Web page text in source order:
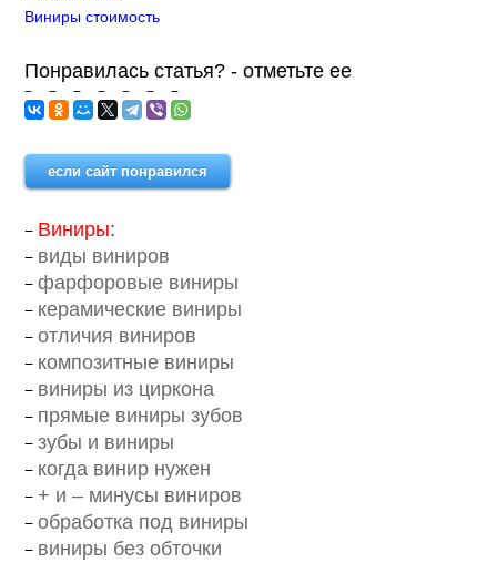
Виниры стоимость
Понравилась статья? - отметьте ее
если сайт понравился
Виниры:
виды виниров
фарфоровые виниры
керамические виниры
отличия виниров
композитные виниры
виниры из циркона
прямые виниры зубов
зубы и виниры
когда винир нужен
+ и – минусы виниров
обработка под виниры
виниры без обточки